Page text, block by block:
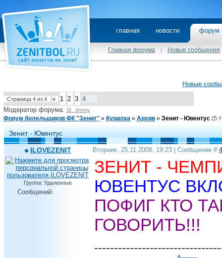
главная новости
Главная форума Новые сообщения
Новые
Страница 4 из 4 « 1 2 3 4
Модератор форума: St_Jimmy
Форум болельщиков ФК "Зенит" » Курилка » Архив » Зенит - Ювентус (5
Зенит - Ювентус
ILOVEZENIT
Группа: Удаленные
Сообщений:
Вторник, 25.11.2008, 19:23 | Сообщение #
ЗЕНИТ -
ЮВЕНТУС
ПОФИГ КТО
ГОВОРИТЬ!!!